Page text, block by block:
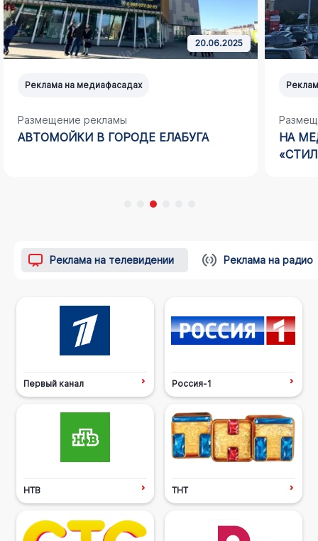
01.11.2024
Реклама на медиафасадах
Размещение рекламы
НА МЕДИАФАСАДЕ КОМПАНИИ ООО
Реклама на телевидении Реклама на радио
Первый канал Россия-1
НТВ ТНТ